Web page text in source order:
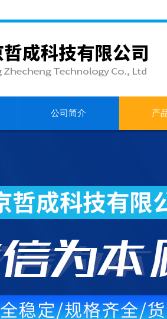
公司简介 产